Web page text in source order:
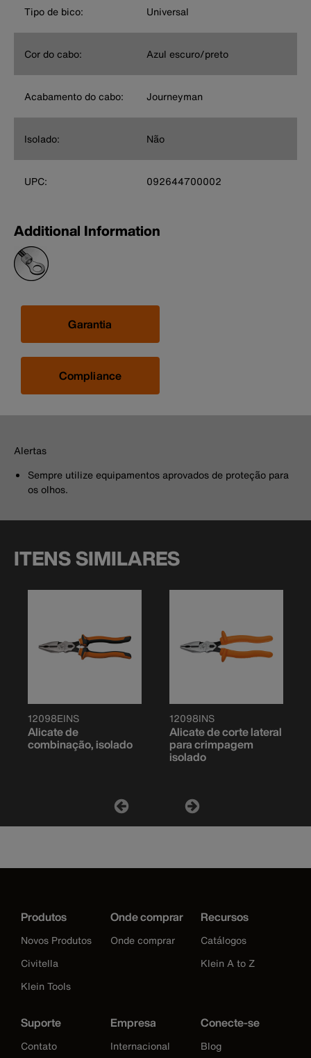
Tipo de bico: Universal
Cor do cabo: Azul escuro/preto
Acabamento do cabo: Journeyman
Isolado: Não
UPC: 092644700002
Additional Information
Garantia
Compliance
Alertas
Sempre utilize equipamentos aprovados de proteção para
os olhos.
ITENS SIMILARES
12098EINS
Alicate de
combinação, isolado
12098INS
Alicate de corte lateral
para crimpagem
isolado
Produtos
Novos Produtos
Civitella
Klein Tools
Onde comprar
Onde comprar
Recursos
Catálogos
Klein A to Z
Suporte
Contato
Empresa
Internacional
Conecte-se
Blog